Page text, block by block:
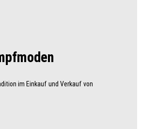
gewählt
im Einkauf und Verkauf von